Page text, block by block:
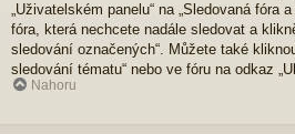
„Uživatelském panelu“ na „Sledovaná fóra
fóra, která nechcete nadále sledovat a
sledování označených“. Můžete také
sledování tématu“ nebo ve fóru na odkaz
Nahoru